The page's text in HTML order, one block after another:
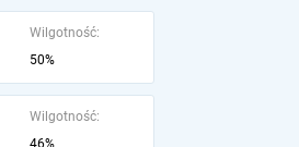
Wilgotność:
50%
Wilgotność:
46%